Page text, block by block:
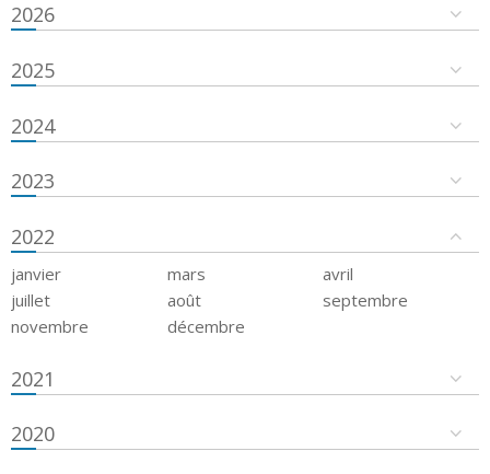
2026
2025
2024
2023
2022
janvier mars
avril
juillet
août
septembre
novembre
décembre
2021
2020